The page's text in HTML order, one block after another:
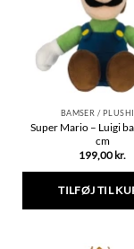
BAMSER /
Super Mario – Luigi
cm
199,00 kr.
TILFØJ TIL